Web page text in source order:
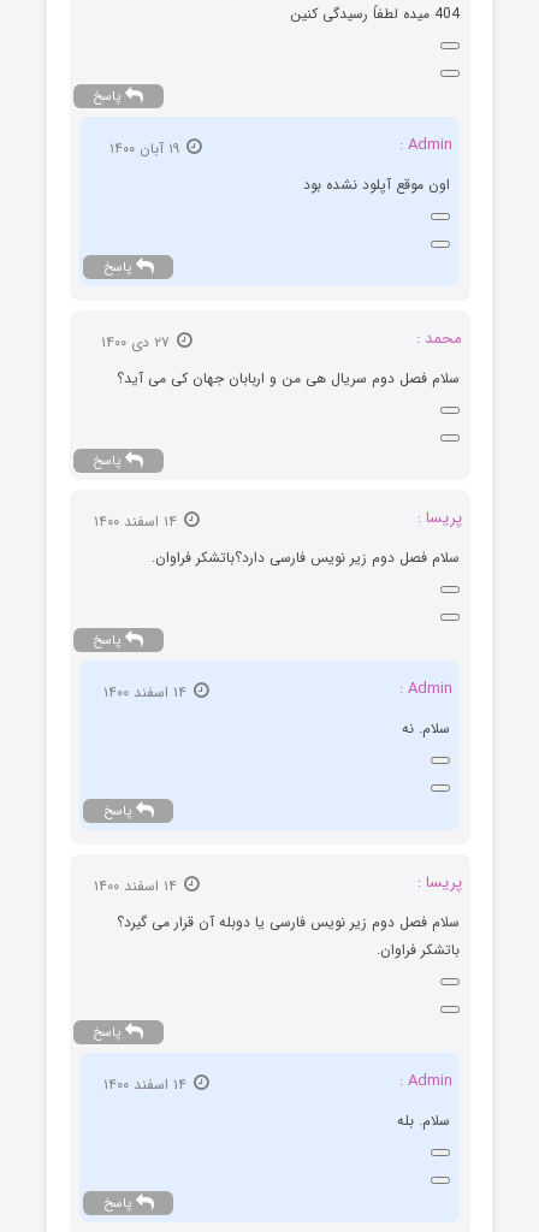
404 میده لطفاً رسیدگی کنین
پاسخ
Admin :
اون موقع آپلود نشده بود
پاسخ
محمد :
سلام فصل دوم سریال هی من و اربابان جهان کی می آید؟
پاسخ
پریسا :
سلام فصل دوم زیر نویس فارسی دارد؟باتشکر فراوان.
پاسخ
Admin :
۱۴ اسفند ۱۴۰۰
سلام. نه
پاسخ
پریسا :
سلام فصل دوم زیر نویس فارسی یا دوبله آن قرار می گیرد؟
باتشکر فراوان.
پاسخ
Admin :
۱۴ اسفند ۱۴۰۰
سلام. بله
پاسخ